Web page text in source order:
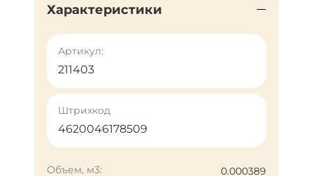
Характеристики
Артикул:
211403
Штрихкод
4620046178509
Объем, м3:
0.000389